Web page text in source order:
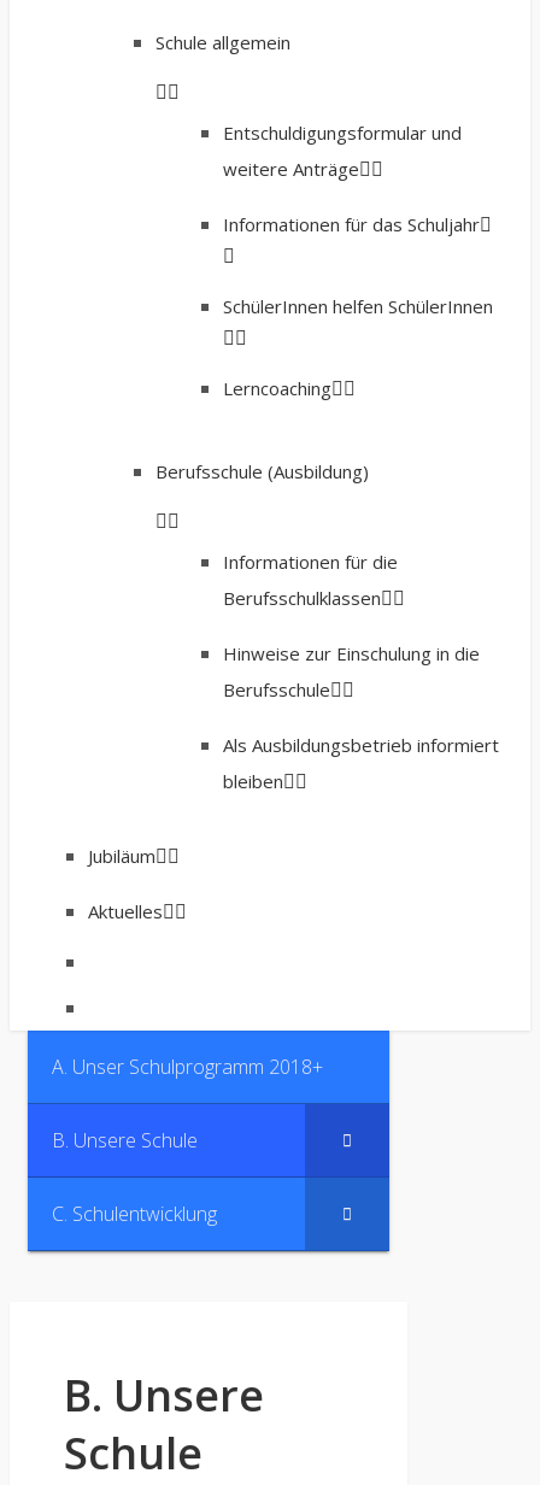
Schule allgemein
Entschuldigungsformular und
weitere Anträge
Informationen für das Schuljahr
SchülerInnen helfen SchülerInnen
Lerncoaching
Berufsschule (Ausbildung)
Informationen für die
Berufsschulklassen
Hinweise zur Einschulung in die
Berufsschule
Als Ausbildungsbetrieb informiert
bleiben
Jubiläum
Aktuelles
A. Unser Schulprogramm 2018+
B. Unsere Schule
C. Schulentwicklung
B. Unsere
Schule